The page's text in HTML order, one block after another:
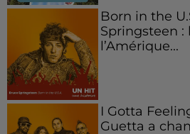
Born in the
Springsteen :
l’Amérique...
I Gotta
Guetta a